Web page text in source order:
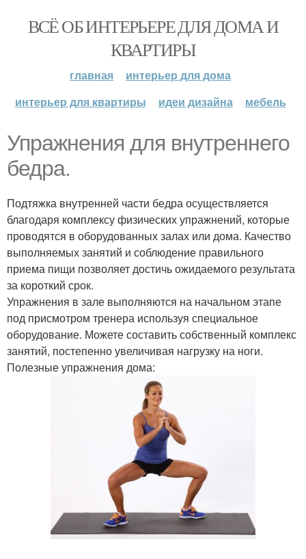
ВСЁ ОБ ИНТЕРЬЕРЕ ДЛЯ ДОМА И
КВАРТИРЫ
главная
интерьер для дома
интерьер для квартиры
идеи дизайна мебель
Упражнения для внутреннего
бедра.
Подтяжка внутренней части бедра осуществляется
благодаря комплексу физических упражнений, которые
проводятся в оборудованных залах или дома. Качество
выполняемых занятий и соблюдение правильного
приема пищи позволяет достичь ожидаемого результата
за короткий срок.
Упражнения в зале выполняются на начальном этапе
под присмотром тренера используя специальное
оборудование. Можете составить собственный комплекс
занятий, постепенно увеличивая нагрузку на ноги.
Полезные упражнения дома: